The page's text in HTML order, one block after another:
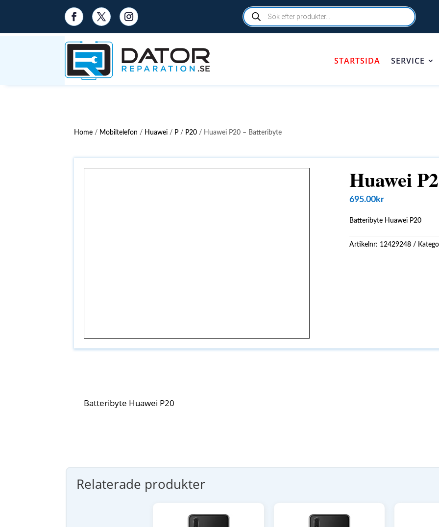
Products
search
STARTSIDA SERVICE
Home / Mobiltelefon / Huawei / P / P20 / Huawei P20 – Batteribyte
Huawei
695.00kr
Batteribyte Huawei P20
Artikelnr: 12429248
Batteribyte Huawei P20
Relaterade produkter